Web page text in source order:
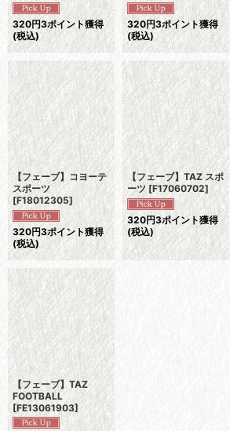
320円3ポイント獲得
(税込)
320円3ポイント獲得
(税込)
【フェーブ】コヨーテ
スポーツ
[F18012305]
320円3ポイント獲得
(税込)
【フェーブ】TAZ スポ
ーツ [F17060702]
320円3ポイント獲得
(税込)
【フェーブ】TAZ
FOOTBALL
[FE13061903]